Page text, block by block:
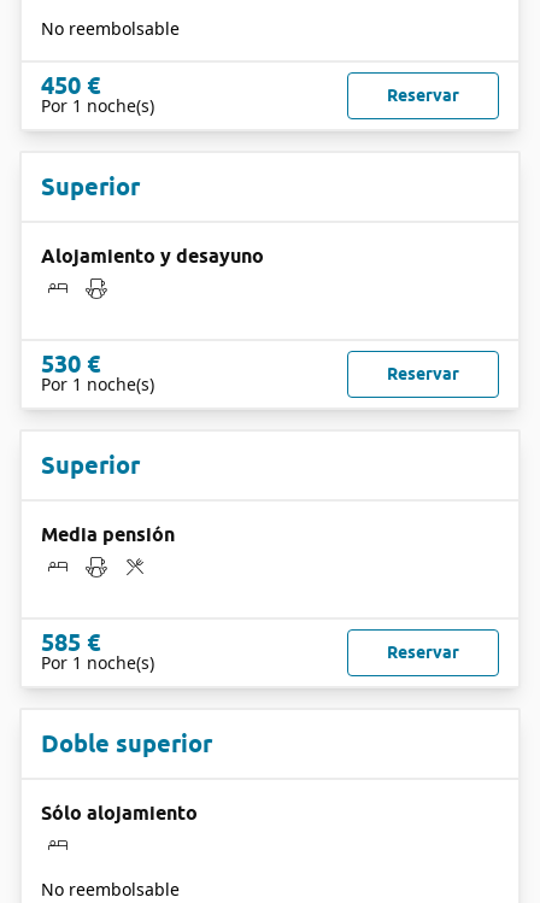
No reembolsable
450 €
Por 1 noche(s) Reservar
Superior
Alojamiento y desayuno
530 €
Por 1 noche(s) Reservar
Superior
Media pensión
585 €
Por 1 noche(s) Reservar
Doble superior
Sólo alojamiento
No reembolsable